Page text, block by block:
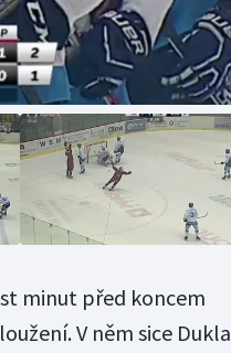
minut před koncem
V něm sice Dukla